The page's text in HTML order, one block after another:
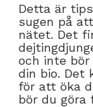
Detta är
sugen på
nätet. Det
och inte
din bio. Det
för att öka
bör du göra